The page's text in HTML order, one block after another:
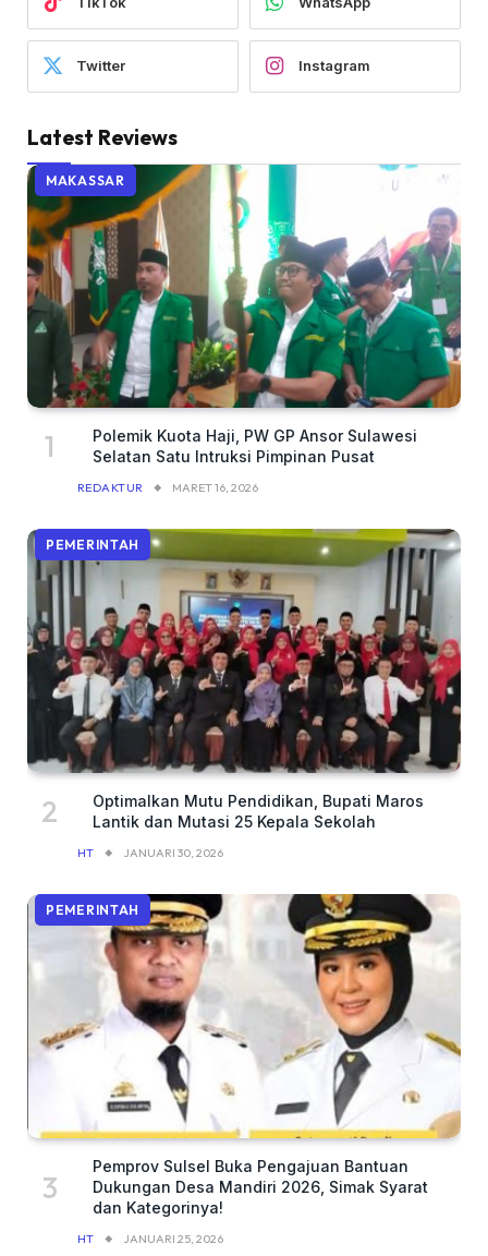
Twitter Instagram
Latest Reviews
MAKASSAR
Polemik Kuota Haji, PW GP Ansor Sulawesi
Selatan Satu Intruksi Pimpinan Pusat
REDAKTUR MARET 16, 2026
PEMERINTAH
Optimalkan Mutu Pendidikan, Bupati Maros
Lantik dan Mutasi 25 Kepala Sekolah
HT JANUARI 30, 2026
PEMERINTAH
Pemprov Sulsel Buka Pengajuan Bantuan
Dukungan Desa Mandiri 2026, Simak Syarat
dan Kategorinya!
HT JANUARI 25, 2026